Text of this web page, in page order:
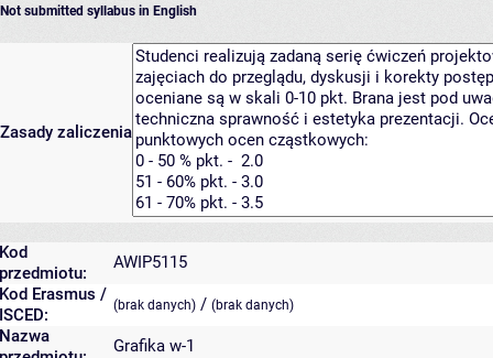
Not submitted syllabus in English
Zasady zaliczenia
Kod
przedmiotu:
AWIP5115
Kod Erasmus /
ISCED:
(brak danych) / (brak danych)
Nazwa
Grafika w-1